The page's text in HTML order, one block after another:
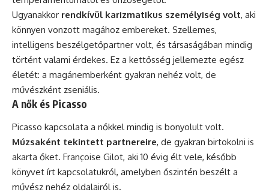
Ugyanakkor rendkívül karizmatikus személyiség volt, aki
könnyen vonzott magához embereket. Szellemes,
intelligens beszélgetőpartner volt, és társaságában mindig
történt valami érdekes. Ez a kettősség jellemezte egész
életét: a magánemberként gyakran nehéz volt, de
művészként zseniális.
A nők és Picasso
Picasso kapcsolata a nőkkel mindig is bonyolult volt.
Múzsaként tekintett partnereire, de gyakran birtokolni is
akarta őket. Françoise Gilot, aki 10 évig élt vele, később
könyvet írt kapcsolatukról, amelyben őszintén beszélt a
művész nehéz oldalairól is.